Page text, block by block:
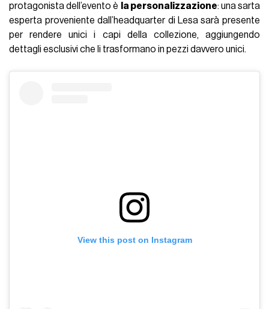
protagonista dell’evento è
la personalizzazione: una sarta
esperta proveniente dall’headquarter di Lesa sarà presente
per rendere unici i capi della collezione, aggiungendo
dettagli esclusivi che li trasformano in pezzi davvero unici.
View this post on Instagram